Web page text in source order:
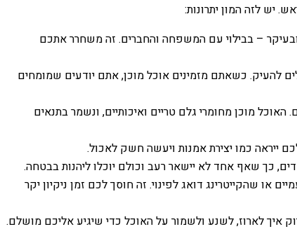
יש לזה המון יתרונות:
– בבילוי עם המשפחה והחברים. זה משחרר אתכם
להעיק. כשאתם מזמינים אוכל מוכן, אתם יודעים שמומחים
מוכן מחומרי גלם טריים ואיכותיים, ונשמר בתנאים
כמו יצירת אמנות ויעשה חשק לאכול.
כך שאף אחד לא יישאר רעב וכולם יוכלו ליהנות בבטחה.
שהקייטרינג דואג לפינוי. זה חוסך לכם זמן ניקיון יקר
איך לארוז, לשנע ולשמור על האוכל כדי שיגיע אליכם מושלם.